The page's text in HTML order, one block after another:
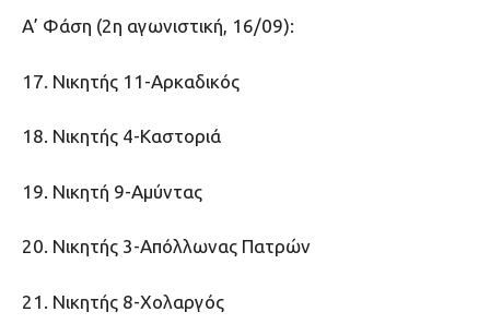
Α’ Φάση (2η αγωνιστική, 16/09):
17. Νικητής 11-Αρκαδικός
18. Νικητής 4-Καστοριά
19. Νικητή 9-Αμύντας
20. Νικητής 3-Απόλλωνας Πατρών
21. Νικητής 8-Χολαργός